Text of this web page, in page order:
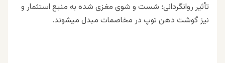
تأثیر روانگردانی؛ شست و شوی مغزی شده به منبع استثمار و
نیز گوشت دهن توپ در مخاصمات مبدل میشوند.